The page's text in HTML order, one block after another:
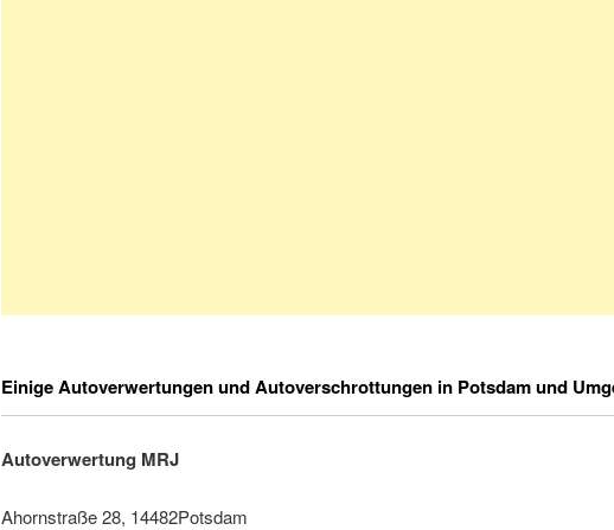
Einige Autoverwertungen und Autoverschrottungen in Potsdam und
Autoverwertung MRJ
Ahornstraße 28, 14482Potsdam